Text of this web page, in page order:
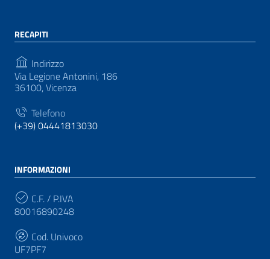
RECAPITI
Indirizzo
Via Legione Antonini, 186
36100, Vicenza
Telefono
(+39) 04441813030
INFORMAZIONI
C.F. / P.IVA
80016890248
Cod. Univoco
UF7PF7